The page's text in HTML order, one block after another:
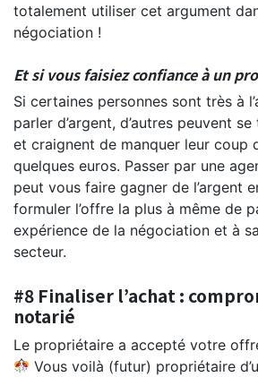
totalement utiliser cet argument
négociation !
Et si vous faisiez confiance à un
Si certaines personnes sont très à
parler d’argent, d’autres peuvent
et craignent de manquer leur
quelques euros. Passer par une
peut vous faire gagner de l’argent
formuler l’offre la plus à même de
expérience de la négociation et à
secteur.
#8 Finaliser l’achat :
notarié
Le propriétaire a accepté votre
Vous voilà (futur) propriétaire